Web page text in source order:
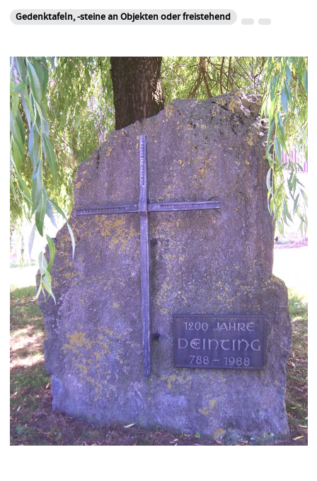
Gedenktafeln, -steine an Objekten oder freistehend